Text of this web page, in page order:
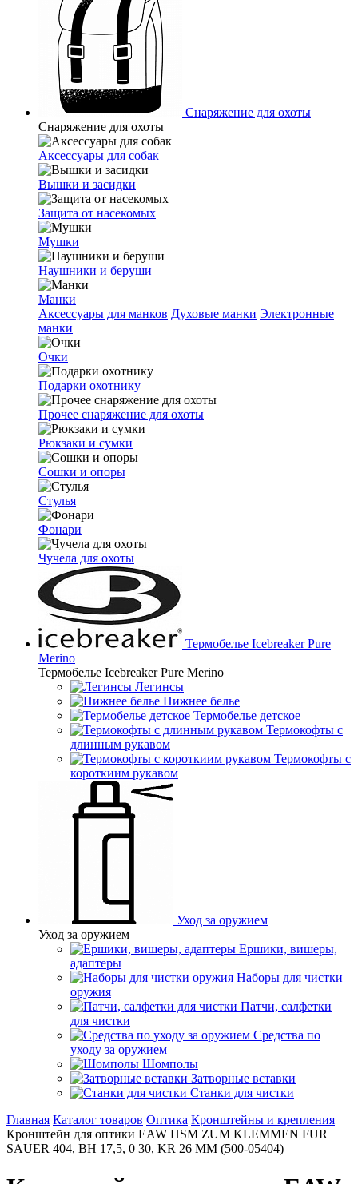
Снаряжение для охоты
Снаряжение для охоты
Аксессуары для собак
Вышки и засидки
Защита от насекомых
Мушки
Наушники и беруши
Манки
Аксессуары для манков Духовые манки Электронные
манки
Очки
Подарки охотнику
Прочее снаряжение для охоты
Рюкзаки и сумки
Сошки и опоры
Стулья
Фонари
Чучела для охоты
Термобелье Icebreaker Pure
Merino
Термобелье Icebreaker Pure Merino
Легинсы
Нижнее белье
Термобелье детское
Термокофты с
длинным рукавом
Термокофты с
короткиим рукавом
Уход за оружием
Уход за оружием
Ершики, вишеры,
адаптеры
Наборы для чистки
оружия
Патчи, салфетки
для чистки
Средства по
уходу за оружием
Шомполы
Затворные вставки
Станки для чистки
Главная Каталог товаров Оптика Кронштейны и крепления
Кронштейн для оптики EAW HSM ZUM KLEMMEN FUR
SAUER 404, BH 17,5, 0 30, KR 26 MM (500-05404)